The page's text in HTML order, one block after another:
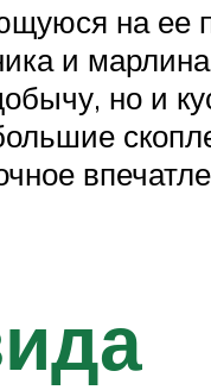
на ее
и
но и